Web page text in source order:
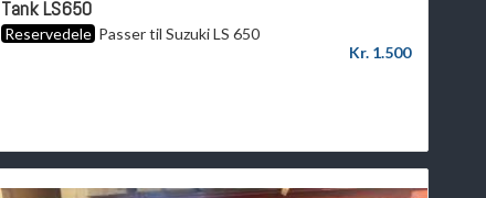
Tank LS650
ReservedelePasser til Suzuki LS 650
Kr. 1.500